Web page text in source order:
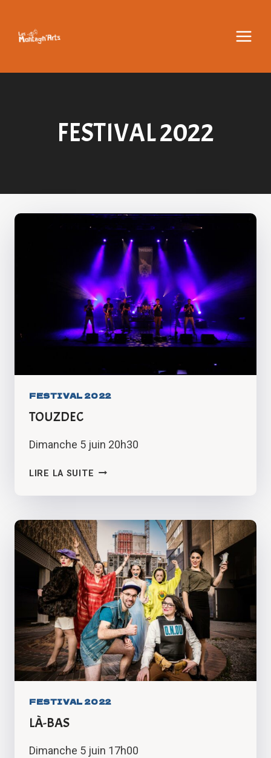
contenu
FESTIVAL 2022
FESTIVAL 2022
TOUZDEC
Dimanche 5 juin 20h30
LIRE LA SUITE TOUZDEC
FESTIVAL 2022
LÀ-BAS
Dimanche 5 juin 17h00